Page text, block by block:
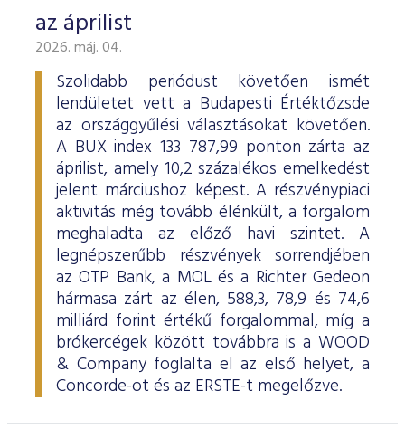
az áprilist
2026. máj. 04.
Szolidabb periódust követően ismét
lendületet vett a Budapesti Értéktőzsde
az országgyűlési választásokat követően.
A BUX index 133 787,99 ponton zárta az
áprilist, amely 10,2 százalékos emelkedést
jelent márciushoz képest. A részvénypiaci
aktivitás még tovább élénkült, a forgalom
meghaladta az előző havi szintet. A
legnépszerűbb részvények sorrendjében
az OTP Bank, a MOL és a Richter Gedeon
hármasa zárt az élen, 588,3, 78,9 és 74,6
milliárd forint értékű forgalommal, míg a
brókercégek között továbbra is a WOOD
& Company foglalta el az első helyet, a
Concorde-ot és az ERSTE-t megelőzve.